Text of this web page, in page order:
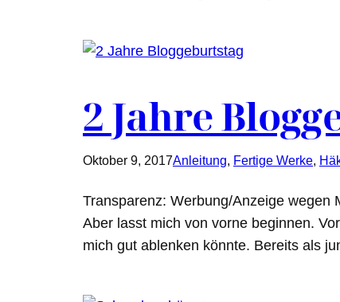
2 Jahre
Oktober 9, 2017Anleitung, Fertige Werke,
Transparenz: Werbung/Anzeige wegen
Aber lasst mich von vorne beginnen.
mich gut ablenken könnte. Bereits als